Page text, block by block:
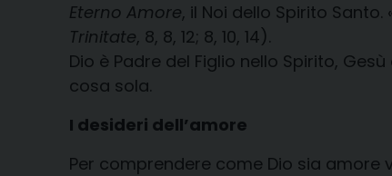
Eterno Amore, il Noi dello Spirito Santo.
Trinitate, 8, 8, 12; 8, 10, 14).
Dio è Padre del Figlio nello Spirito,
cosa sola.
I desideri dell’amore
Per comprendere come Dio sia amore